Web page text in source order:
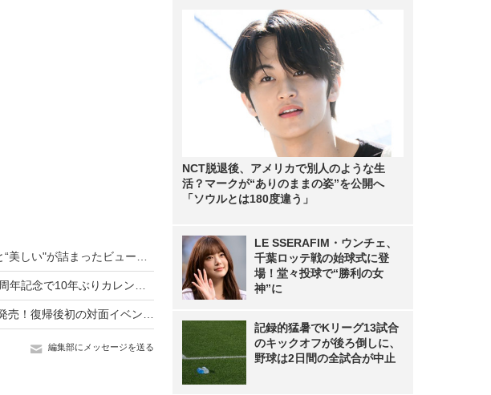
編集部にメッセージを送る
NCT脱退後、アメリカで別人のような生
活？マークが“ありのままの姿”を公開へ
「ソウルとは180度違う」
LE SSERAFIM・ウンチェ、
千葉ロッテ戦の始球式に登
場！堂々投球で“勝利の女
神”に
記録的猛暑でKリーグ13試合
のキックオフが後ろ倒しに、
野球は2日間の全試合が中止